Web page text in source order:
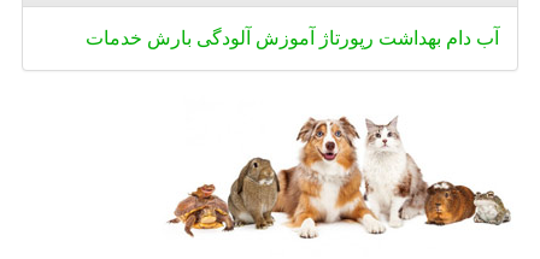
آب دام بهداشت رپورتاژ آموزش آلودگی بارش خدمات